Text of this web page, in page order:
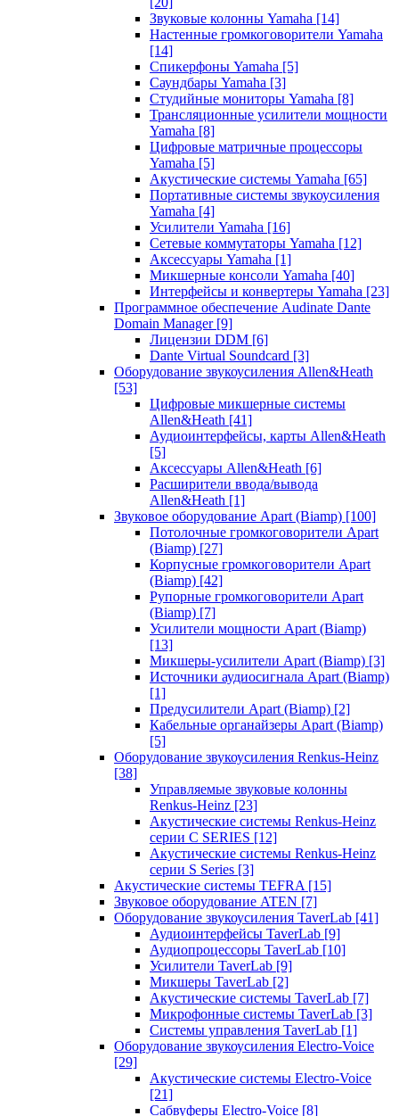
Звуковые колонны Yamaha [14]
Настенные громкоговорители Yamaha
[14]
Спикерфоны Yamaha [5]
Саундбары Yamaha [3]
Студийные мониторы Yamaha [8]
Трансляционные усилители мощности
Yamaha [8]
Цифровые матричные процессоры
Yamaha [5]
Акустические системы Yamaha [65]
Портативные системы звукоусиления
Yamaha [4]
Усилители Yamaha [16]
Сетевые коммутаторы Yamaha [12]
Аксессуары Yamaha [1]
Микшерные консоли Yamaha [40]
Интерфейсы и конвертеры Yamaha [23]
Программное обеспечение Audinate Dante
Domain Manager [9]
Лицензии DDM [6]
Dante Virtual Soundcard [3]
Оборудование звукоусиления Allen&Heath
[53]
Цифровые микшерные системы
Allen&Heath [41]
Аудиоинтерфейсы, карты Allen&Heath
[5]
Аксессуары Allen&Heath [6]
Расширители ввода/вывода
Allen&Heath [1]
Звуковое оборудование Apart (Biamp) [100]
Потолочные громкоговорители Apart
(Biamp) [27]
Корпусные громкоговорители Apart
(Biamp) [42]
Рупорные громкоговорители Apart
(Biamp) [7]
Усилители мощности Apart (Biamp)
[13]
Микшеры-усилители Apart (Biamp) [3]
Источники аудиосигнала Apart (Biamp)
[1]
Предусилители Apart (Biamp) [2]
Кабельные органайзеры Apart (Biamp)
[5]
Оборудование звукоусиления Renkus-Heinz
[38]
Управляемые звуковые колонны
Renkus-Heinz [23]
Акустические системы Renkus-Heinz
серии C SERIES [12]
Акустические системы Renkus-Heinz
серии S Series [3]
Акустические системы TEFRA [15]
Звуковое оборудование ATEN [7]
Оборудование звукоусиления TaverLab [41]
Аудиоинтерфейсы TaverLab [9]
Аудиопроцессоры TaverLab [10]
Усилители TaverLab [9]
Микшеры TaverLab [2]
Акустические системы TaverLab [7]
Микрофонные системы TaverLab [3]
Системы управления TaverLab [1]
Оборудование звукоусиления Electro-Voice
[29]
Акустические системы Electro-Voice
[21]
Сабвуферы Electro-Voice [8]